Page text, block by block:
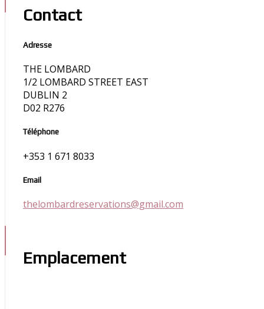
Contact
Adresse
THE LOMBARD
1/2 LOMBARD STREET EAST
DUBLIN 2
D02 R276
Téléphone
+353 1 671 8033
Email
thelombardreservations@gmail.com
Emplacement